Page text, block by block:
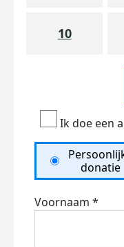
10
Ik doe een
donatie
Voornaam *